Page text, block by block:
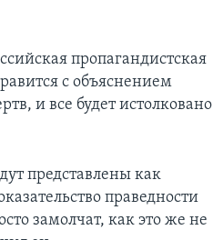
пропагандистская
с объяснением
и все будет истолковано
представлены как
праведности
замолчат, как это же не